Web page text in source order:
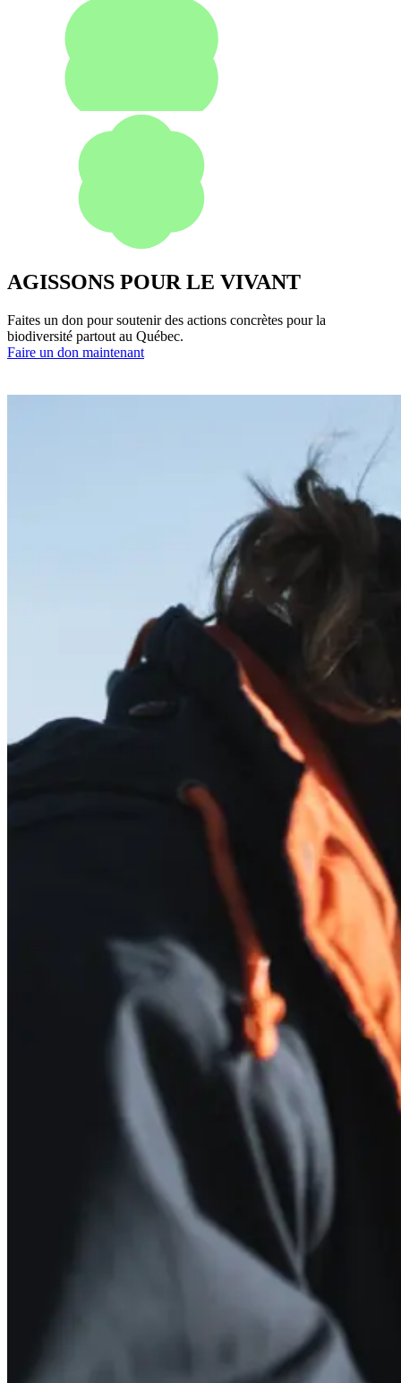
AGISSONS POUR LE VIVANT
Faites un don pour soutenir des actions concrètes pour la
biodiversité partout au Québec.
Faire un don maintenant